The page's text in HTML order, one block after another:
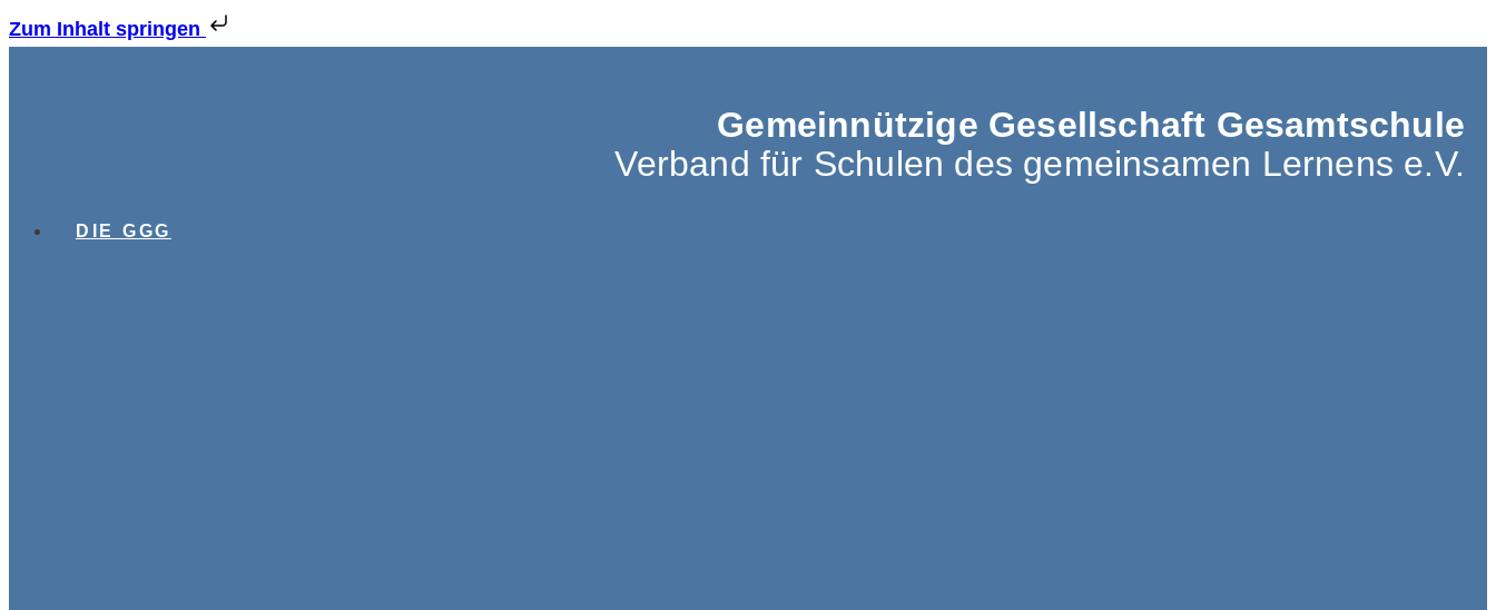
Zum Inhalt springen
Gemeinnützige Gesellschaft Gesamtschule
Verband für Schulen des gemeinsamen Lernens e.V.
DIE GGG